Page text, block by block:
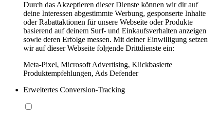
Durch das Akzeptieren dieser Dienste können wir dir auf
deine Interessen abgestimmte Werbung, gesponserte Inhalte
oder Rabattaktionen für unsere Webseite oder Produkte
basierend auf deinem Surf- und Einkaufsverhalten anzeigen
sowie deren Erfolge messen. Mit deiner Einwilligung setzen
wir auf dieser Webseite folgende Drittdienste ein:
Meta-Pixel, Microsoft Advertising, Klickbasierte
Produktempfehlungen, Ads Defender
Erweitertes Conversion-Tracking